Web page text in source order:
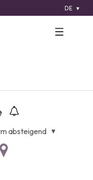
DE
absteigend